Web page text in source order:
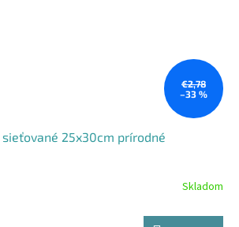
€2,78
–33 %
sieťované 25x30cm prírodné
Skladom